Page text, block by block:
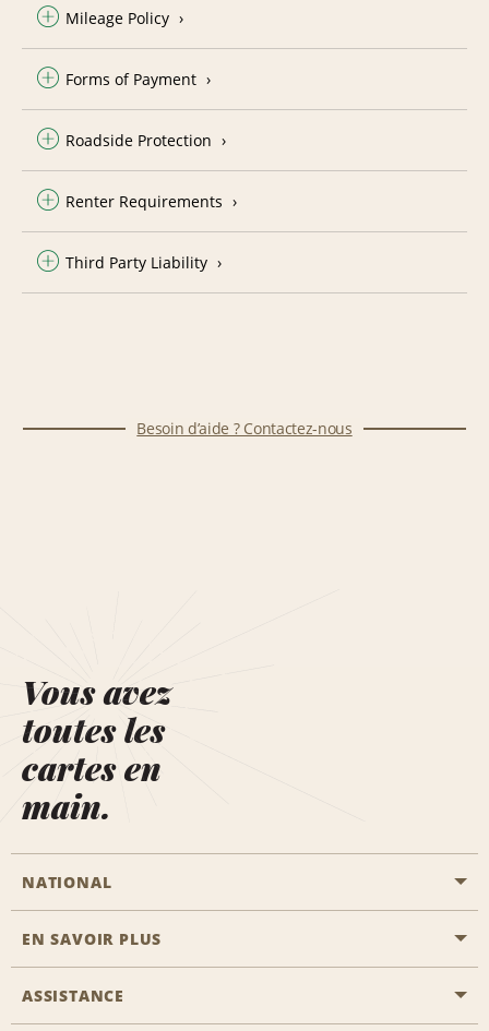
Mileage Policy
Forms of Payment
Roadside Protection
Renter Requirements
Third Party Liability
Besoin d’aide ? Contactez-nous
Vous avez
toutes les
cartes en
main.
NATIONAL
Passer une réservation
EN SAVOIR PLUS
Carrière
ASSISTANCE